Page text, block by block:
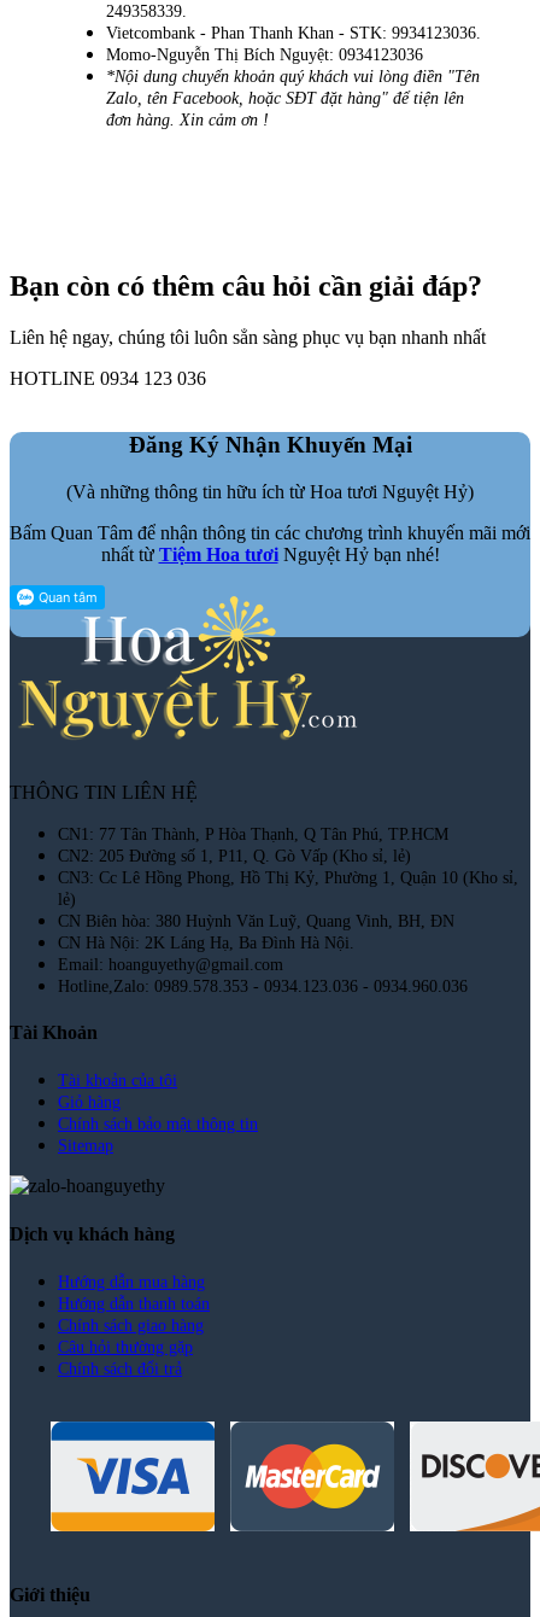
249358339.
Vietcombank - Phan Thanh Khan - STK: 9934123036.
Momo-Nguyễn Thị Bích Nguyệt: 0934123036
*Nội dung chuyển khoản quý khách vui lòng điền "Tên
Zalo, tên Facebook, hoặc SĐT đặt hàng" để tiện lên
đơn hàng. Xin cảm ơn !
Bạn còn có thêm câu hỏi cần giải đáp?
Liên hệ ngay, chúng tôi luôn sẳn sàng phục vụ bạn nhanh nhất
HOTLINE 0934 123 036
Đăng Ký Nhận Khuyến Mại
(Và những thông tin hữu ích từ Hoa tươi Nguyệt Hỷ)
Bấm Quan Tâm để nhận thông tin các chương trình khuyến mãi mới
nhất từ Tiệm Hoa tươiNguyệt Hỷ bạn nhé!
THÔNG TIN LIÊN HỆ
CN1: 77 Tân Thành, P Hòa Thạnh, Q Tân Phú, TP.HCM
CN2: 205 Đường số 1, P11, Q. Gò Vấp (Kho sỉ, lẻ)
CN3: Cc Lê Hồng Phong, Hồ Thị Kỷ, Phường 1, Quận 10 (Kho sỉ,
lẻ)
CN Biên hòa: 380 Huỳnh Văn Luỹ, Quang Vinh, BH, ĐN
CN Hà Nội: 2K Láng Hạ, Ba Đình Hà Nội.
Email: hoanguyethy@gmail.com
Hotline,Zalo: 0989.578.353 - 0934.123.036 - 0934.960.036
Tài Khoản
Tài khoản của tôi
Giỏ hàng
Chính sách bảo mật thông tin
Sitemap
Dịch vụ khách hàng
Hướng dẫn mua hàng
Hướng dẫn thanh toán
Chính sách giao hàng
Câu hỏi thường gặp
Chính sách đổi trả
Giới thiệu